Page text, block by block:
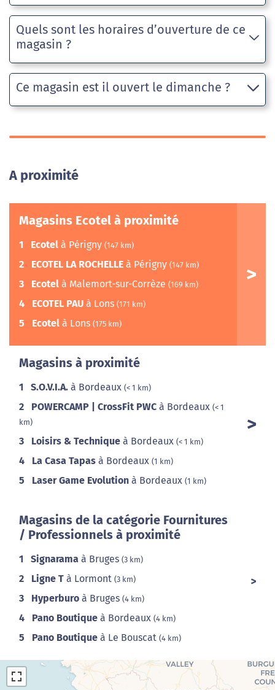
Quels sont les horaires d’ouverture de ce
magasin ?
Ce magasin est il ouvert le dimanche ?
A proximité
Magasins Ecotel à proximité
1 Ecotel à Périgny (147 km)
2 ECOTEL LA ROCHELLE à Périgny (147 km)
3 Ecotel à Malemort-sur-Corrèze (169 km)
4 ECOTEL PAU à Lons (171 km)
5 Ecotel à Lons (175 km)
Magasins à proximité
1 S.O.V.I.A. à Bordeaux (< 1 km)
2 POWERCAMP | CrossFit PWC à Bordeaux (< 1
km)
3 Loisirs & Technique à Bordeaux (< 1 km)
4 La Casa Tapas à Bordeaux (1 km)
5 Laser Game Evolution à Bordeaux (1 km)
Magasins de la catégorie Fournitures
/ Professionnels à proximité
1 Signarama à Bruges (3 km)
2 Ligne T à Lormont (3 km)
3 Hyperburo à Bruges (4 km)
4 Pano Boutique à Bordeaux (4 km)
5 Pano Boutique à Le Bouscat (4 km)